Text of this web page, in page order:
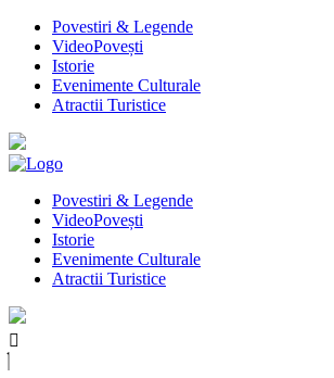
Povestiri & Legende
VideoPovești
Istorie
Evenimente Culturale
Atractii Turistice
Povestiri & Legende
VideoPovești
Istorie
Evenimente Culturale
Atractii Turistice